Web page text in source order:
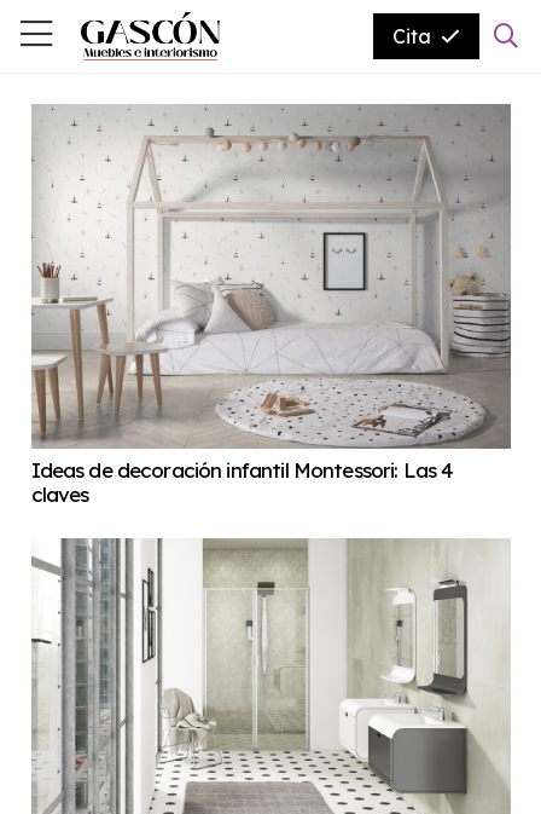
Cita
Ideas de decoración infantil Montessori: Las 4
claves